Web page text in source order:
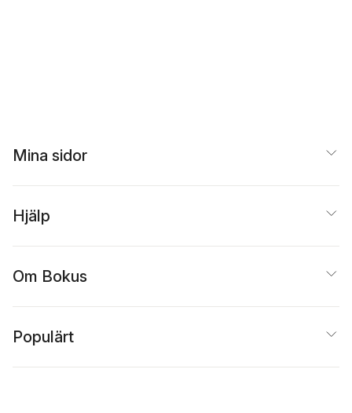
Mina sidor
Hjälp
Om Bokus
Populärt